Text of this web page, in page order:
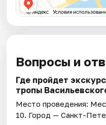
Вопросы и
Где пройдет
тропы
Место проведения:
10. Город — Санкт-